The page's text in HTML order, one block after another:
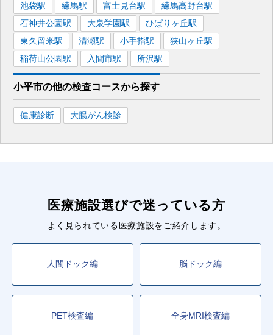
池袋駅 練馬駅 富士見台駅 練馬高野台駅
石神井公園駅 大泉学園駅 ひばりヶ丘駅
東久留米駅 清瀬駅 小手指駅 狭山ヶ丘駅
稲荷山公園駅 入間市駅 所沢駅
小平市の他の検査コースから探す
健康診断 大腸がん検診
医療施設選びで迷っている方
よく見られている医療施設をご紹介します。
人間ドック編 脳ドック編
PET検査編 全身MRI検査編